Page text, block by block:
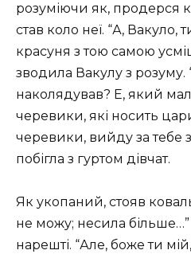
розуміючи як, продерся
став коло неї. “А, Вакуло,
красуня з тою самою
зводила Вакулу з розуму.
наколядував? Е, який
черевики, які носить
черевики, вийду за тебе
побігла з гуртом дівчат.
Як укопаний, стояв
не можу; несила
нарешті. “Але, боже ти